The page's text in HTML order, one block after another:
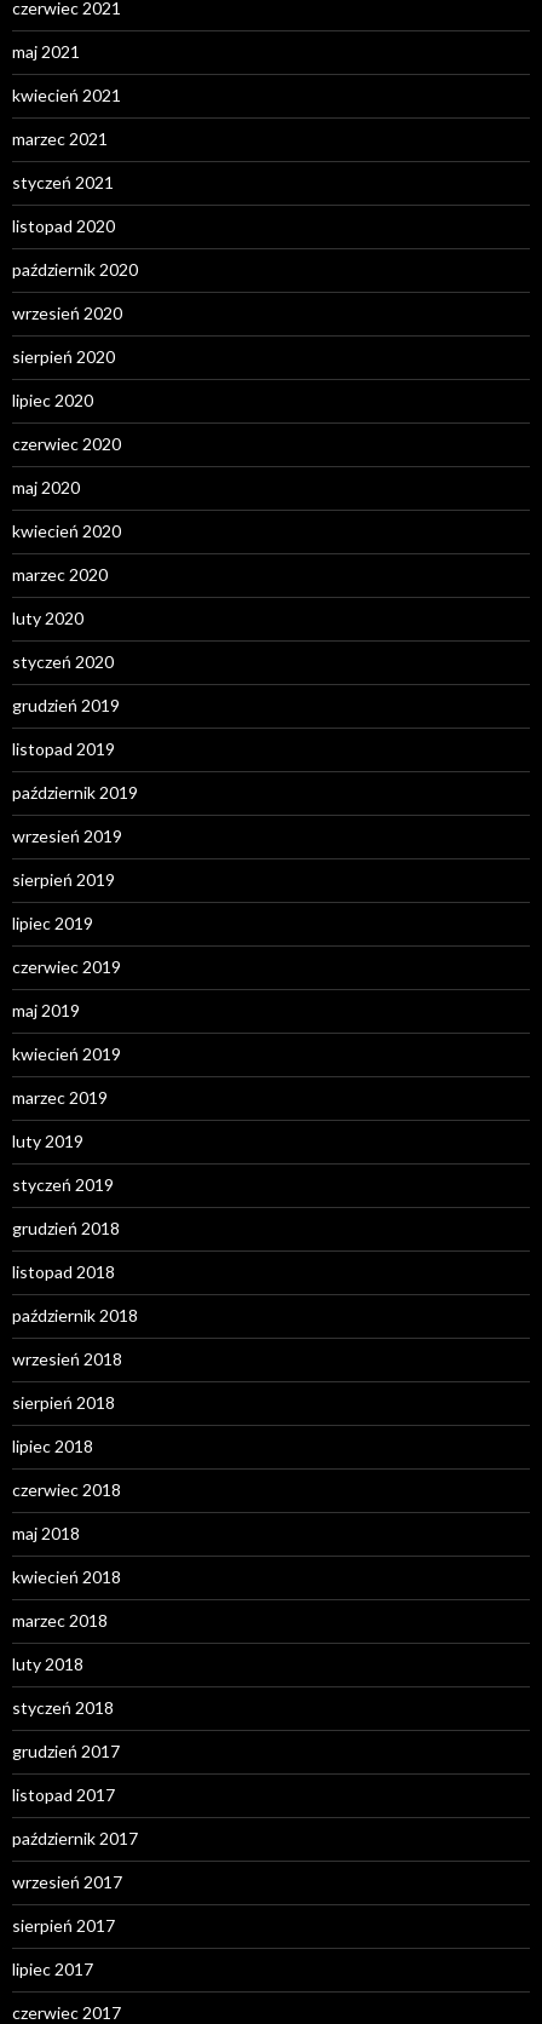
czerwiec 2021
maj 2021
kwiecień 2021
marzec 2021
styczeń 2021
listopad 2020
październik 2020
wrzesień 2020
sierpień 2020
lipiec 2020
czerwiec 2020
maj 2020
kwiecień 2020
marzec 2020
luty 2020
styczeń 2020
grudzień 2019
listopad 2019
październik 2019
wrzesień 2019
sierpień 2019
lipiec 2019
czerwiec 2019
maj 2019
kwiecień 2019
marzec 2019
luty 2019
styczeń 2019
grudzień 2018
listopad 2018
październik 2018
wrzesień 2018
sierpień 2018
lipiec 2018
czerwiec 2018
maj 2018
kwiecień 2018
marzec 2018
luty 2018
styczeń 2018
grudzień 2017
listopad 2017
październik 2017
wrzesień 2017
sierpień 2017
lipiec 2017
czerwiec 2017